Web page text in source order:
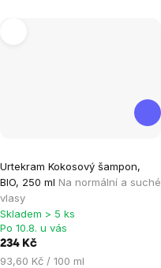
Urtekram Kokosový šampon,
BIO, 250 ml Na normální a suché
vlasy
Skladem > 5 ks
Po 10.8. u vás
234 Kč
Měrná
93,60 Kč / 100 ml